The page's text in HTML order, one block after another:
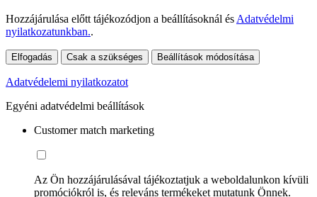
Hozzájárulása előtt tájékozódjon a beállításoknál és Adatvédelmi
nyilatkozatunkban..
Elfogadás Csak a szükséges Beállítások módosítása
Adatvédelemi nyilatkozatot
Egyéni adatvédelmi beállítások
Customer match marketing
Az Ön hozzájárulásával tájékoztatjuk a weboldalunkon kívüli
promóciókról is, és releváns termékeket mutatunk Önnek.